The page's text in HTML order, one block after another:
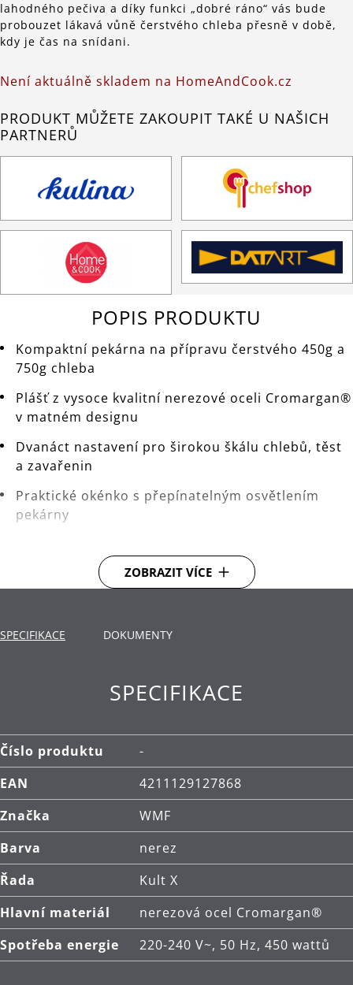
lahodného pečiva a díky funkci „dobré ráno“ vás bude
probouzet lákavá vůně čerstvého chleba přesně v době,
kdy je čas na snídani.
Není aktuálně skladem na HomeAndCook.cz
PRODUKT MŮŽETE ZAKOUPIT TAKÉ U NAŠICH
PARTNERŮ
POPIS PRODUKTU
Kompaktní pekárna na přípravu čerstvého 450g a
750g chleba
Plášť z vysoce kvalitní nerezové oceli Cromargan®
v matném designu
Dvanáct nastavení pro širokou škálu chlebů, těst
a zavařenin
Praktické okénko s přepínatelným osvětlením
pekárny
Velký osvětlený LCD displej ukazuje programy,
nastavení a dobu přípravy
odměrkami, odměrnými lžičkami a háčkem na
Výkon: 450 wattů
ZOBRAZIT VÍCE
SPECIFIKACE DOKUMENTY
SPECIFIKACE
Číslo produktu
-
EAN
4211129127868
Značka
WMF
Barva
nerez
Řada
Kult X
Hlavní materiál
nerezová ocel Cromargan®
Spotřeba energie
220-240 V~, 50 Hz, 450 wattů